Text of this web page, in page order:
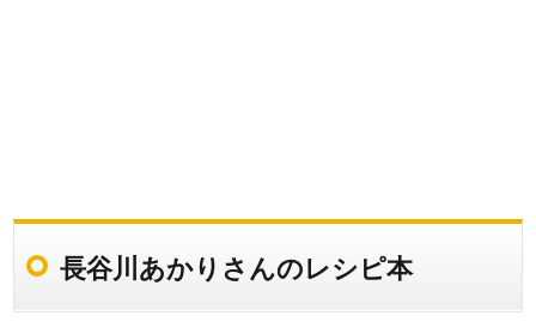
長谷川あかりさんのレシピ本